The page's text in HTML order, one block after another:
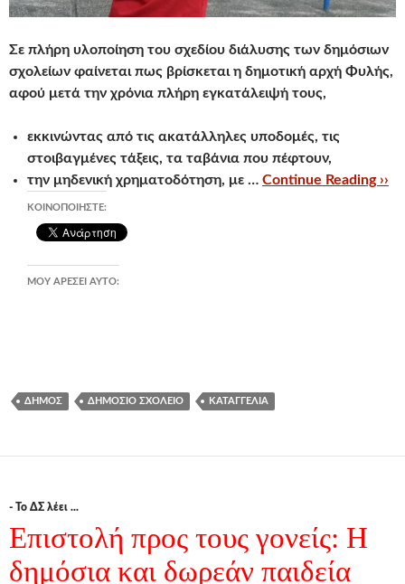
Σε πλήρη υλοποίηση του σχεδίου διάλυσης των δημόσιων
σχολείων φαίνεται πως βρίσκεται η δημοτική αρχή Φυλής,
αφού μετά την χρόνια πλήρη εγκατάλειψή τους,
εκκινώντας από τις ακατάλληλες υποδομές, τις
στοιβαγμένες τάξεις, τα ταβάνια που πέφτουν,
την μηδενική χρηματοδότηση, με … Continue Reading ››
ΚΟΙΝΟΠΟΙΉΣΤΕ:
ΜΟΥ ΑΡΈΣΕΙ ΑΥΤΌ:
ΔΉΜΟΣ ΔΗΜΌΣΙΟ ΣΧΟΛΕΊΟ ΚΑΤΑΓΓΕΛΊΑ
- Το ΔΣ λέει ...
Επιστολή προς τους γονείς: Η
δημόσια και δωρεάν παιδεία